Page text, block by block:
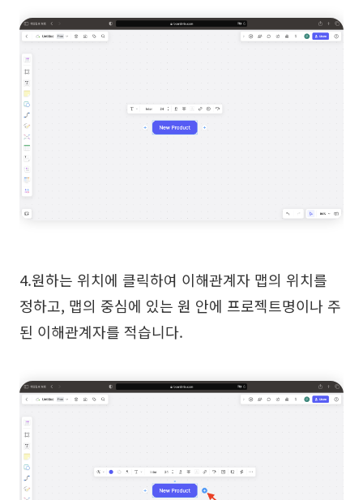
4.원하는 위치에 클릭하여 이해관계자 맵의 위치를
정하고, 맵의 중심에 있는 원 안에 프로젝트명이나 주
된 이해관계자를 적습니다.